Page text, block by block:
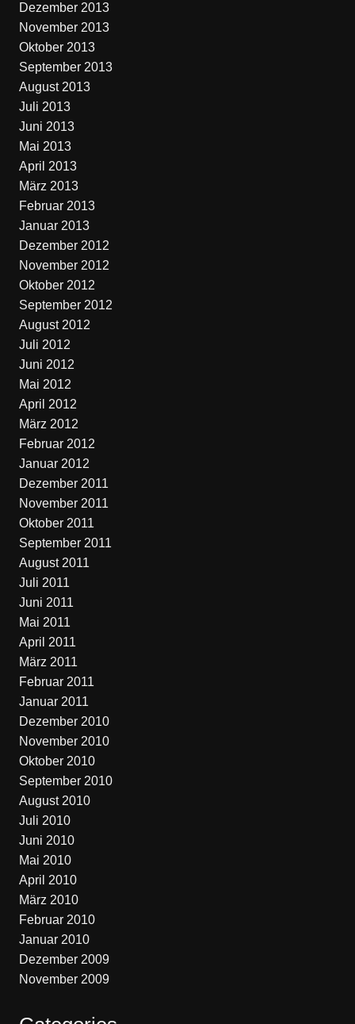
Dezember 2013
November 2013
Oktober 2013
September 2013
August 2013
Juli 2013
Juni 2013
Mai 2013
April 2013
März 2013
Februar 2013
Januar 2013
Dezember 2012
November 2012
Oktober 2012
September 2012
August 2012
Juli 2012
Juni 2012
Mai 2012
April 2012
März 2012
Februar 2012
Januar 2012
Dezember 2011
November 2011
Oktober 2011
September 2011
August 2011
Juli 2011
Juni 2011
Mai 2011
April 2011
März 2011
Februar 2011
Januar 2011
Dezember 2010
November 2010
Oktober 2010
September 2010
August 2010
Juli 2010
Juni 2010
Mai 2010
April 2010
März 2010
Februar 2010
Januar 2010
Dezember 2009
November 2009